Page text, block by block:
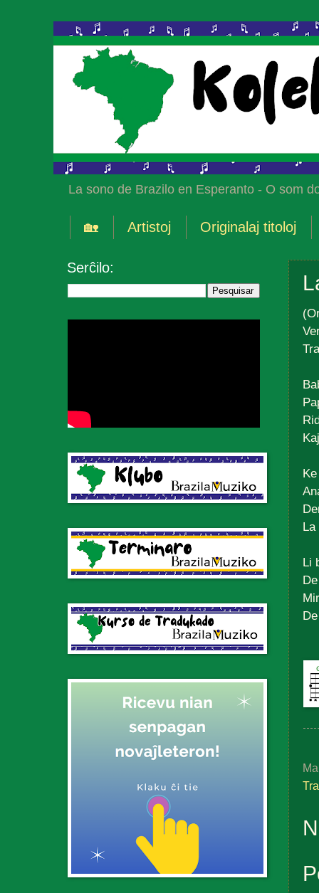
La sono de Brazilo en Esperanto - O som
🏡 Artistoj Originalaj titoloj
Li
Serĉilo: